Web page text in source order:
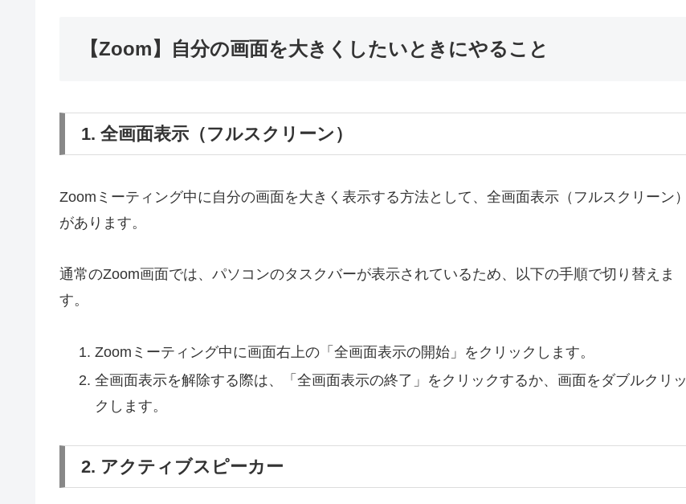
【Zoom】自分の画面を大きくしたいときにやること
1. 全画面表示（フルスクリーン）
Zoomミーティング中に自分の画面を大きく表示する方法として、全画面表示（フルスクリーン）
があります。
通常のZoom画面では、パソコンのタスクバーが表示されているため、以下の手順で切り替えま
す。
Zoomミーティング中に画面右上の「全画面表示の開始」をクリックします。
全画面表示を解除する際は、「全画面表示の終了」をクリックするか、画面をダブルクリッ
クします。
2. アクティブスピーカー